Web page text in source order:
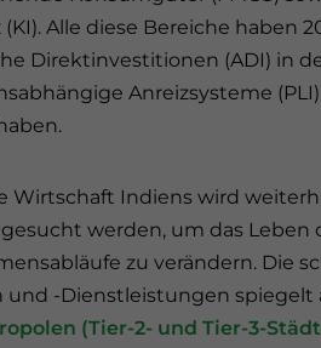
Alle diese Bereiche haben
Direktinvestitionen (ADI) in
Anreizsysteme
Wirtschaft Indiens wird
werden, um das
zu verändern. Die
und -Dienstleistungen
(Tier-2- und Tier-3-